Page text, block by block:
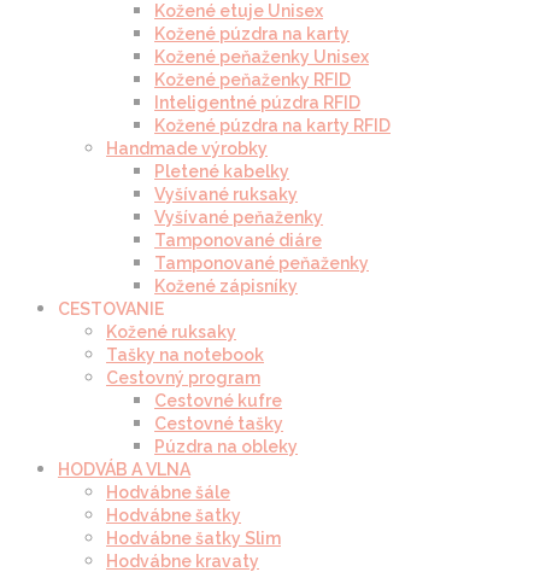
Kožené etuje Unisex
Kožené púzdra na karty
Kožené peňaženky Unisex
Kožené peňaženky RFID
Inteligentné púzdra RFID
Kožené púzdra na karty RFID
Handmade výrobky
Pletené kabelky
Vyšívané ruksaky
Vyšívané peňaženky
Tamponované diáre
Tamponované peňaženky
Kožené zápisníky
CESTOVANIE
Kožené ruksaky
Tašky na notebook
Cestovný program
Cestovné kufre
Cestovné tašky
Púzdra na obleky
HODVÁB A VLNA
Hodvábne šále
Hodvábne šatky
Hodvábne šatky Slim
Hodvábne kravaty